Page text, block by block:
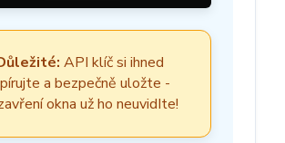
API klíč si ihned
a bezpečně uložte -
okna už ho neuvidIte!